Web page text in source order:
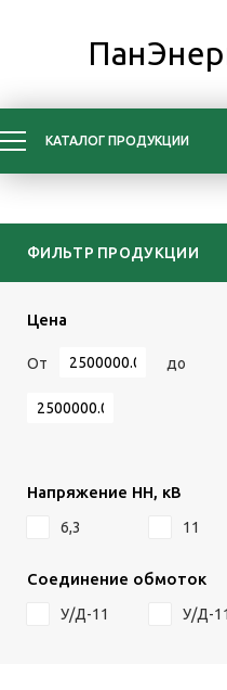
КАТАЛОГ ПРОДУКЦИИ
ФИЛЬТР ПРОДУКЦИИ
Цена
От до
Напряжение НН, кВ
6,3 11
Соединение обмоток
У/Д-11 У/Д-11